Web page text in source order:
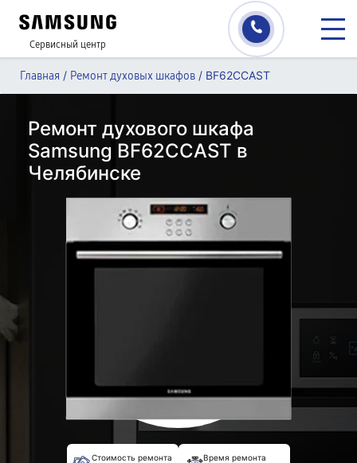
Сервисный центр
Главная / Ремонт духовых шкафов / BF62CCAST
Ремонт духового шкафа
Samsung BF62CCAST в
Челябинске
Стоимость ремонта Время ремонта